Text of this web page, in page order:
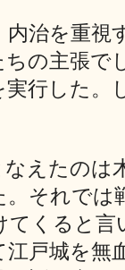
治を重視
の主張で
行した。
えたのは
それでは
てくると言
戸城を無